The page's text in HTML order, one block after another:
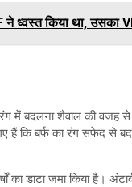
ने ध्वस्त किया था, उसका
में बदलना शैवाल की वजह
हैं कि बर्फ का रंग सफेद से
का डाटा जमा किया है।